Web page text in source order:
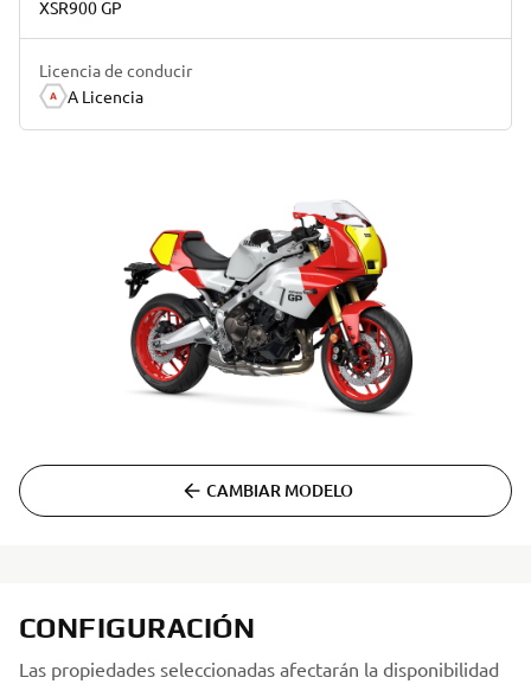
CONFIGURACIÓN
Las propiedades seleccionadas afectarán la disponibilidad
XSR900 GP
Licencia de conducir
A Licencia
CAMBIAR MODELO